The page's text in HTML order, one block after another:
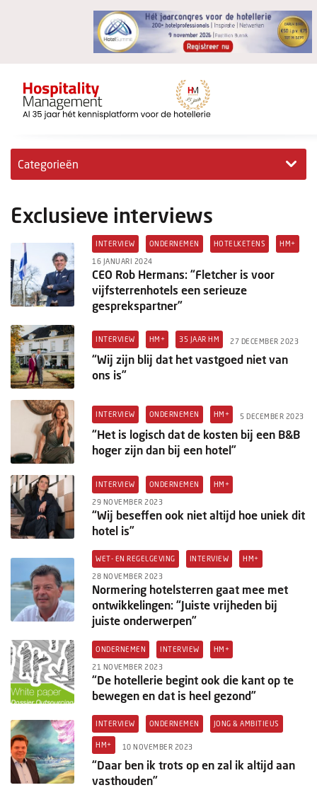
Categorieën
Hotelovernames
HM+
Jong & Ambitieus
Columns
Michelin
Nieuwe hotels
Personalia
HotelSummit
Exclusieve interviews
INTERVIEW ONDERNEMEN HOTELKETENS HM+
16 JANUARI 2024
CEO Rob Hermans: “Fletcher is voor
vijfsterrenhotels een serieuze
gesprekspartner”
INTERVIEW HM+ 35 JAAR HM 27 DECEMBER 2023
“Wij zijn blij dat het vastgoed niet van
ons is”
INTERVIEW ONDERNEMEN HM+ 5 DECEMBER 2023
“Het is logisch dat de kosten bij een B&B
hoger zijn dan bij een hotel”
INTERVIEW ONDERNEMEN HM+
29 NOVEMBER 2023
“Wij beseffen ook niet altijd hoe uniek dit
hotel is”
WET- EN REGELGEVING INTERVIEW HM+
28 NOVEMBER 2023
Normering hotelsterren gaat mee met
ontwikkelingen: “Juiste vrijheden bij
juiste onderwerpen”
ONDERNEMEN INTERVIEW HM+
21 NOVEMBER 2023
“De hotellerie begint ook die kant op te
bewegen en dat is heel gezond”
INTERVIEW ONDERNEMEN JONG & AMBITIEUS
HM+ 10 NOVEMBER 2023
“Daar ben ik trots op en zal ik altijd aan
vasthouden”